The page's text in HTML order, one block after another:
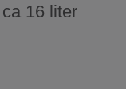
16 liter